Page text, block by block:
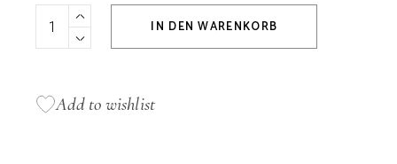
Flower-Loop Statement quantity
IN DEN WARENKORB
Add to wishlist